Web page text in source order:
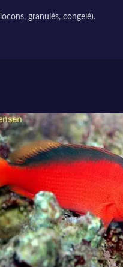
granulés, congelé).